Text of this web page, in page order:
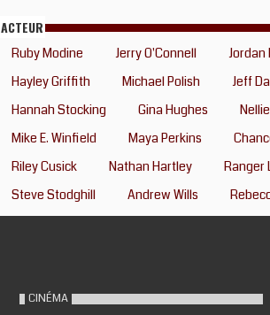
ACTEUR
Ruby Modine Jerry O'Connell
Jordan
Hayley Griffith
Michael Polish
Jeff
Hannah Stocking
Gina Hughes
Mike E. Winfield
Maya Perkins
Riley Cusick
Nathan Hartley
Ranger
Steve Stodghill
Andrew Wills
CINÉMA